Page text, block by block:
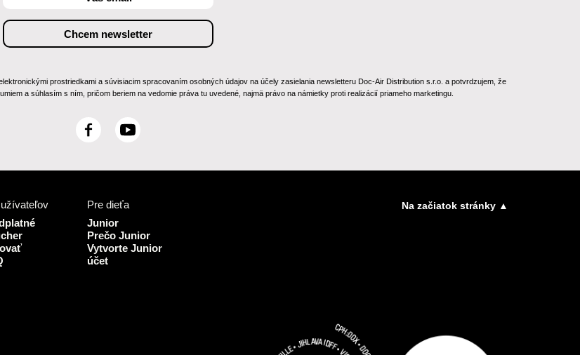
prostriedkami a súvisiacim spracovaním osobných údajov na účely zasielania newsletteru Doc-Air Distribution s.r.o. a potvrdzujem, že
a súhlasím s ním, pričom beriem na vedomie práva tu uvedené, najmä právo na námietky proti realizácií priameho marketingu.
F
o
o
k
Y
b
Pre dieťa
Junior
Prečo Junior
Vytvorte Junior
účet
Na začiatok stránky ▲